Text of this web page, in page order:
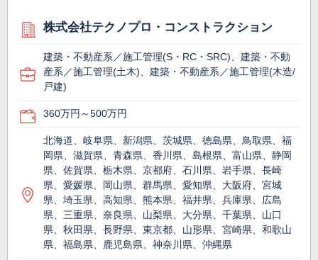
株式会社テクノプロ・コンストラクション
建築・不動産系／施工管理(S・RC・SRC)、建築・不動
産系／施工管理(土木)、建築・不動産系／施工管理(木造/
戸建)
360万円～500万円
北海道、岐阜県、新潟県、茨城県、徳島県、鳥取県、福
岡県、滋賀県、青森県、香川県、島根県、富山県、静岡
県、佐賀県、栃木県、京都府、石川県、岩手県、長崎
県、愛媛県、岡山県、群馬県、愛知県、大阪府、宮城
県、埼玉県、高知県、熊本県、福井県、兵庫県、広島
県、三重県、奈良県、山梨県、大分県、千葉県、山口
県、秋田県、長野県、東京都、山形県、宮崎県、和歌山
県、福島県、鹿児島県、神奈川県、沖縄県